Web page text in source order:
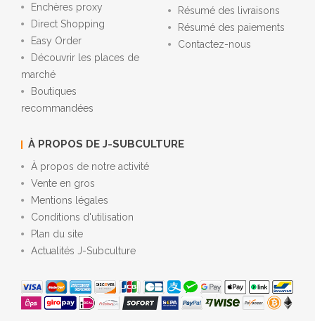
Enchères proxy
Direct Shopping
Easy Order
Découvrir les places de
marché
Boutiques
recommandées
Résumé des livraisons
Résumé des paiements
Contactez-nous
À PROPOS DE J-SUBCULTURE
À propos de notre activité
Vente en gros
Mentions légales
Conditions d'utilisation
Plan du site
Actualités J-Subculture